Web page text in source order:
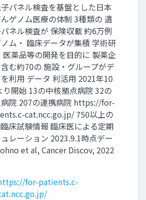
パネル検査を基盤とした日本
ゲノム医療の体制 3種類の 遺
ネル検査が 保険収載 約6万例
ム・ 臨床データが集積 学術研
医薬品等の開発を目的に 製薬企
む約70の 施設・グループがデ
利用 データ 利活用 2021年10
り開始 13の中核拠点病院 32の
院 207の連携病院 https://for-
cat.ncc.go.jp/ 750以上の
床試験情報 臨床医による定期
レーション 2023.9.1時点デー
et al, Cancer Discov, 2022
for-patients.c-